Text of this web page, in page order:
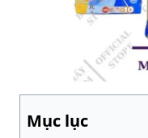
Mục lục